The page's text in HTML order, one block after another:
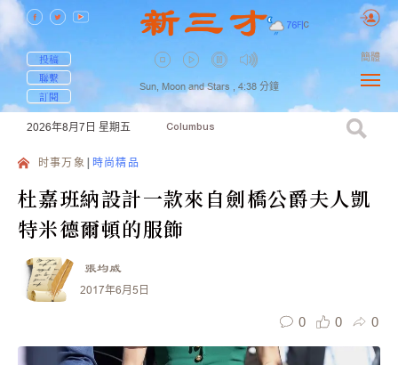
76F| C
投稿
聯繫
訂閱
Sun, Moon and Stars , 4:38 分鐘
簡體
2026年8月7日 星期五 Columbus
时事万象 時尚精品
杜嘉班納設計一款來自劍橋公爵夫人凱
特米德爾頓的服飾
張均威
2017年6月5日
0 0 0